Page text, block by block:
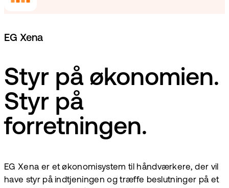
EG Xena
Styr på økonomien.
Styr på
forretningen.
EG Xena er et økonomisystem til håndværkere, der vil
have styr på indtjeningen og træffe beslutninger på et